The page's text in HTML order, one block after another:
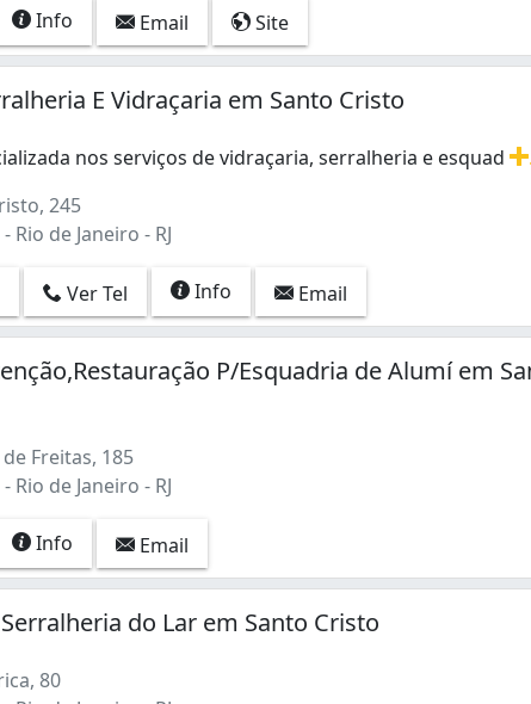
Info Email Site
E Vidraçaria em Santo Cristo
nos serviços de vidraçaria, serralheria e esquad
245
Rio de Janeiro - RJ
Ver Tel Info Email
P/Esquadria de Alumí em
Freitas, 185
Rio de Janeiro - RJ
Info Email
do Lar em Santo Cristo
80